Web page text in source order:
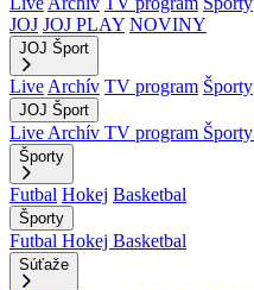
JOJ JOJ PLAY NOVINY
JOJ Šport
Live Archív TV program Športy
JOJ Šport
Live Archív TV program Športy
Športy
Futbal Hokej Basketbal
Športy
Futbal Hokej Basketbal
Súťaže